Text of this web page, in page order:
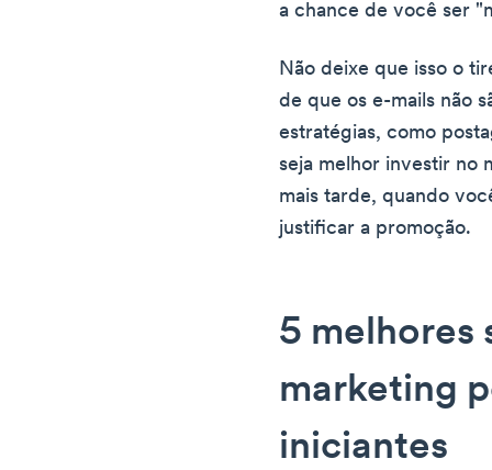
a chance de você ser
Não deixe que isso o
de que os e-mails não
estratégias, como
seja melhor investir no
mais tarde, quando
justificar a promoção.
5 melhores
marketing
iniciantes